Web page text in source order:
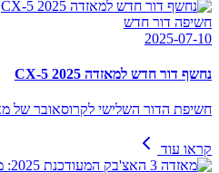
חשיפה דור חדש
2025-07-10
נחשף דור חדש למאזדה CX-5 2025
חשיפת הדור השלישי לקרוסאובר של
קראו עוד